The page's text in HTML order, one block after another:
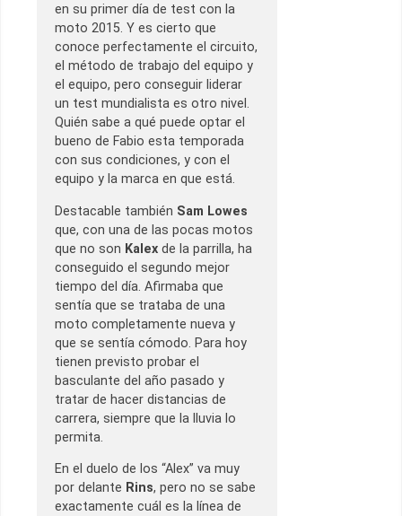
en su primer día de test con la
moto 2015. Y es cierto que
conoce perfectamente el circuito,
el método de trabajo del equipo y
el equipo, pero conseguir liderar
un test mundialista es otro nivel.
Quién sabe a qué puede optar el
bueno de Fabio esta temporada
con sus condiciones, y con el
equipo y la marca en que está.
Destacable también Sam Lowes
que, con una de las pocas motos
que no son Kalex de la parrilla, ha
conseguido el segundo mejor
tiempo del día. Afirmaba que
sentía que se trataba de una
moto completamente nueva y
que se sentía cómodo. Para hoy
tienen previsto probar el
basculante del año pasado y
tratar de hacer distancias de
carrera, siempre que la lluvia lo
permita.
En el duelo de los “Alex” va muy
por delante Rins, pero no se sabe
exactamente cuál es la línea de